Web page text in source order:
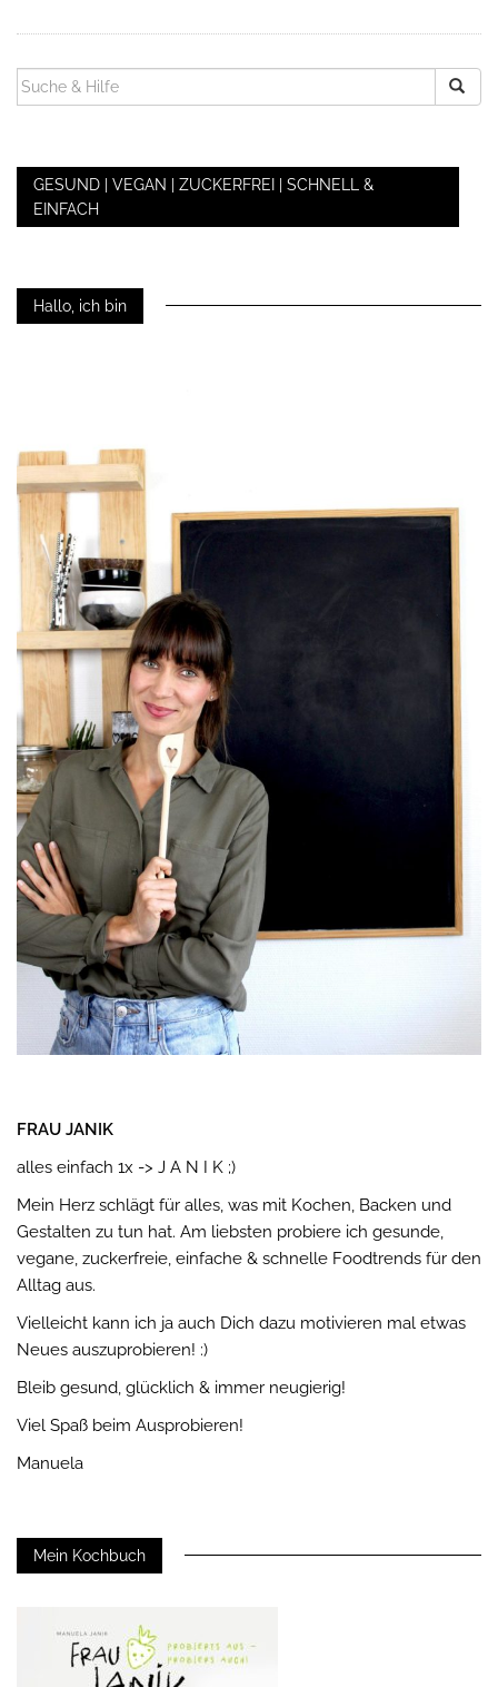
SUCHEN
NACH:
GESUND | VEGAN | ZUCKERFREI | SCHNELL &
EINFACH
Hallo, ich bin
FRAU JANIK
alles einfach 1x -> J A N I K ;)
Mein Herz schlägt für alles, was mit Kochen, Backen und
Gestalten zu tun hat. Am liebsten probiere ich gesunde,
vegane, zuckerfreie, einfache & schnelle Foodtrends für den
Alltag aus.
Vielleicht kann ich ja auch Dich dazu motivieren mal etwas
Neues auszuprobieren! :)
Bleib gesund, glücklich & immer neugierig!
Viel Spaß beim Ausprobieren!
Manuela
Mein Kochbuch